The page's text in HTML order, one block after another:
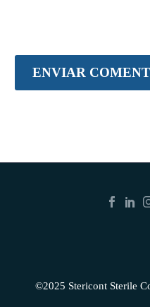
ENVIAR
©2025 Stericont Sterile